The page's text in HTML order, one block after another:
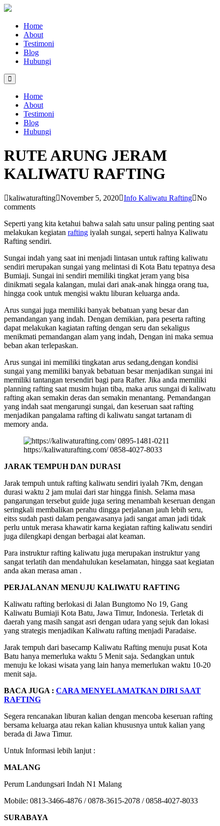
Home
About
Testimoni
Blog
Hubungi
Home
About
Testimoni
Blog
Hubungi
RUTE ARUNG JERAM
KALIWATU RAFTING
kaliwaturafting November 5, 2020 Info Kaliwatu Rafting No
comments
Seperti yang kita ketahui bahwa salah satu unsur paling penting saat
melakukan kegiatan rafting iyalah sungai, seperti halnya Kaliwatu
Rafting sendiri.
Sungai indah yang saat ini menjadi lintasan untuk rafting kaliwatu
sendiri merupakan sungai yang melintasi di Kota Batu tepatnya desa
Bumiaji. Sungai ini sendiri memiliki tingkat jeram yang bisa
dinikmati segala kalangan, mulai dari anak-anak hingga orang tua,
hingga cook untuk mengisi waktu liburan keluarga anda.
Arus sungai juga memiliki banyak bebatuan yang besar dan
pemandangan yang indah. Dengan demikian, para peserta rafting
dapat melakukan kagiatan rafting dengan seru dan sekaligus
menikmati pemandangan alam yang indah, Dengan ini maka semua
beban akan terlepaskan.
Arus sungai ini memiliki tingkatan arus sedang,dengan kondisi
sungai yang memiliki banyak bebatuan besar menjadikan sungai ini
memiliki tantangan tersendiri bagi para Rafter. Jika anda memiliki
planning rafting saat musim hujan tiba, maka arus sungai di kaliwatu
rafting akan semakin deras dan semakin menantang. Pemandangan
yang indah saat mengarungi sungai, dan keseruan saat rafting
menjadikan pangalama rafting di kaliwatu sangat tartanam di
memory anda.
https://kaliwaturafting.com/ 0858-4027-8033
JARAK TEMPUH DAN DURASI
Jarak tempuh untuk rafting kaliwatu sendiri iyalah 7Km, dengan
durasi waktu 2 jam mulai dari star hingga finish. Selama masa
pangarungan tersebut guide juga sering menambah keseruan dengan
seringkali membalikan perahu dingga perjalanan jauh lebih seru,
eitss sudah pasti dalam pengawasanya jadi sangat aman jadi tidak
perlu untuk merasa khawatir karna kegiatan rafting kaliwatu sendiri
juga dilengkapi dengan berbagai alat keaman.
Para instruktur rafting kaliwatu juga merupakan instruktur yang
sangat terlatih dan mendahulukan keselamatan, hingga saat kegiatan
anda akan merasa aman .
PERJALANAN MENUJU KALIWATU RAFTING
Kaliwatu rafting berlokasi di Jalan Bungtomo No 19, Gang
Kaliwatu Bumiaji Kota Batu, Jawa Timur, Indonesia. Terletak di
daerah yang masih sangat asri dengan udara yang sejuk dan lokasi
yang strategis menjadikan Kaliwatu rafting menjadi Paradaise.
Jarak tempuh dari basecamp Kaliwatu Rafting menuju pusat Kota
Batu hanya memerluka waktu 5 Menit saja. Sedangkan untuk
menuju ke lokasi wisata yang lain hanya memerlukan waktu 10-20
menit saja.
BACA JUGA : CARA MENYELAMATKAN DIRI SAAT
RAFTING
Segera rencanakan liburan kalian dengan mencoba keseruan rafting
bersama keluarga atau rekan kalian khususnya untuk kalian yang
berada di Jawa Timur.
Untuk Informasi lebih lanjut :
MALANG
Perum Landungsari Indah N1 Malang
Mobile: 0813-3466-4876 / 0878-3615-2078 / 0858-4027-8033
SURABAYA